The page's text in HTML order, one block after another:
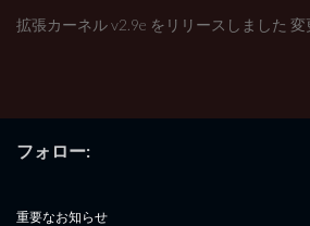
拡張カーネル v2.9e をリリースしました 変
フォロー:
重要なお知らせ